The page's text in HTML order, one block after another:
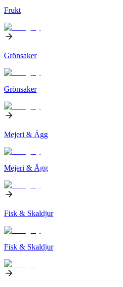
Frukt
Grönsaker
Grönsaker
Mejeri & Ägg
Mejeri & Ägg
Fisk & Skaldjur
Fisk & Skaldjur